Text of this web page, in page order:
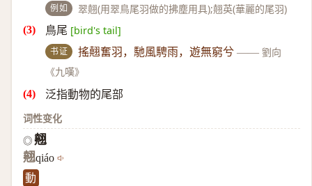
例如 翠翹(用翠鳥尾羽做的拂塵用具);翹英(華麗的尾羽)
鳥尾 [bird's tail]
书证 搖翹奮羽，馳風騁雨，遊無窮兮 —— 劉向
《九嘆》
泛指動物的尾部
词性变化
◎ 翹
翹qiáo
動